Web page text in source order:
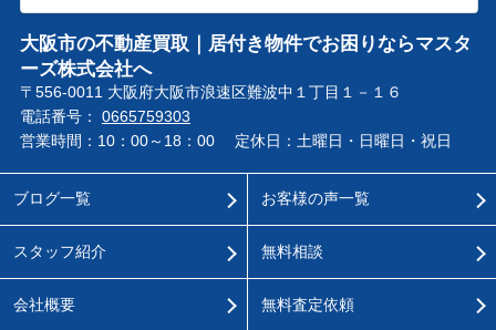
大阪市の不動産買取｜居付き物件でお困りならマスタ
ーズ株式会社へ
〒556-0011 大阪府大阪市浪速区難波中１丁目１－１６
電話番号： 0665759303
営業時間：10：00～18：00
定休日：土曜日・日曜日・祝日
ブログ一覧
スタッフ紹介
会社概要
お客様の声一覧
無料相談
無料査定依頼